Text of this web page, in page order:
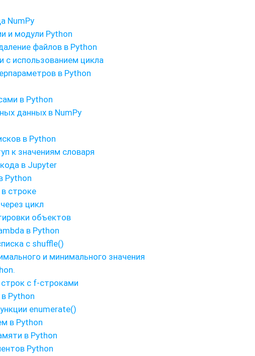
NumPy
и модули Python
файлов в Python
с использованием цикла
в Python
в Python
данных в NumPy
в Python
к значениям словаря
в Jupyter
Python
строке
цикл
объектов
в Python
с shuffle()
и минимального значения
с f-строками
Python
enumerate()
в Python
в Python
Python